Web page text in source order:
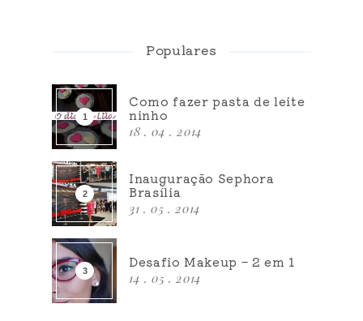
Populares
Como fazer pasta de leite
ninho
18 . 04 . 2014
Inauguração Sephora
Brasília
31 . 05 . 2014
Desafio Makeup – 2 em 1
14 . 05 . 2014